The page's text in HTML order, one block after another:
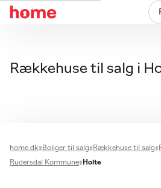
Rækkehuse til salg i
home.dk Boliger til salg Rækkehuse til salg
Rudersdal Kommune
Holte